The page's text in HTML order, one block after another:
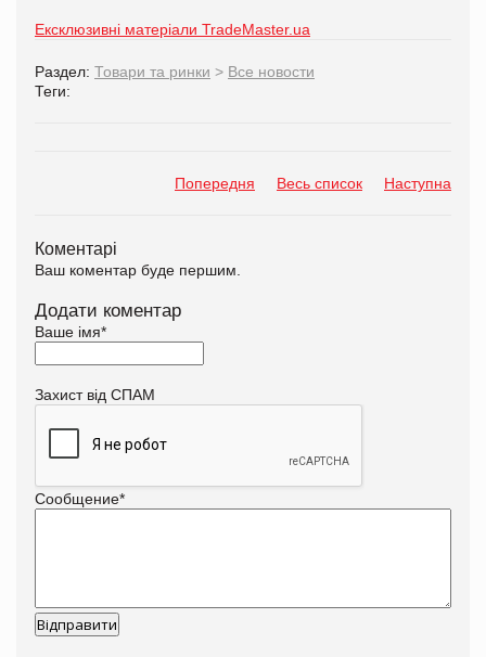
Ексклюзивні матеріали TradeMaster.ua
Раздел: Товари та ринки > Все новости
Теги:
Попередня Весь список Наступна
Коментарі
Ваш коментар буде першим.
Додати коментар
Ваше імя*
Захист від СПАМ
Сообщение*